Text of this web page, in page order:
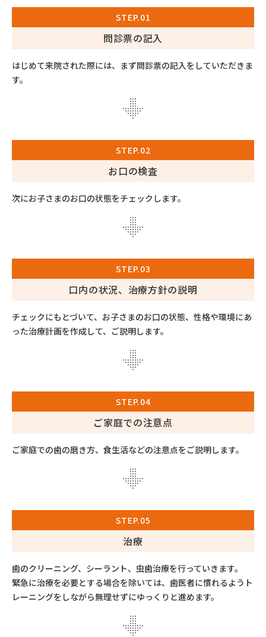
STEP.01
問診票の記入
はじめて来院された際には、まず問診票の記入をしていただきま
す。
STEP.02
お口の検査
次にお子さまのお口の状態をチェックします。
STEP.03
口内の状況、治療方針の説明
チェックにもとづいて、お子さまのお口の状態、性格や環境にあ
った治療計画を作成して、ご説明します。
STEP.04
ご家庭での注意点
ご家庭での歯の磨き方、食生活などの注意点をご説明します。
STEP.05
治療
歯のクリーニング、シーラント、虫歯治療を行っていきます。
緊急に治療を必要とする場合を除いては、歯医者に慣れるようト
レーニングをしながら無理せずにゆっくりと進めます。